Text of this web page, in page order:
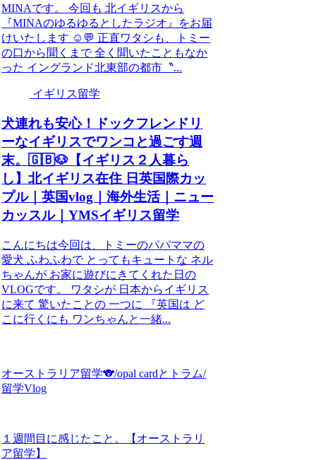
MINAです。 今回も 北イギリスから
『MINAのゆるゆるとしたラジオ』をお届
けいたします ☺️💬 正直ワタシも、トミー
の口から聞くまで 全く聞いたこともなか
った イングランド北東部の都市〝...
イギリス留学
犬連れも安心！ドックフレンドリ
ーなイギリスでワンコと過ごす週
末。🇬🇧🐶【イギリス２人暮ら
し】北イギリス在住 日英国際カッ
プル｜英国vlog｜海外生活｜ニュー
カッスル｜YMSイギリス留学
こんにちは今回は、トミーのパパママの
愛犬 ふわふわで とってもキュートな ネル
ちゃんが お家に遊びにきてくれた日の
VLOGです。 ワタシが 日本からイギリス
に来て 驚いたことの 一つに 『英国は ど
こに行くにも ワンちゃんと一緒...
オーストラリア留学🐨/opal cardとトラム/
留学Vlog
１週間目に感じたこと。【オーストラリ
ア留学】